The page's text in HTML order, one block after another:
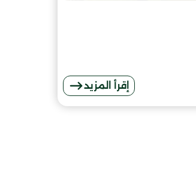
إقرأ المزيد